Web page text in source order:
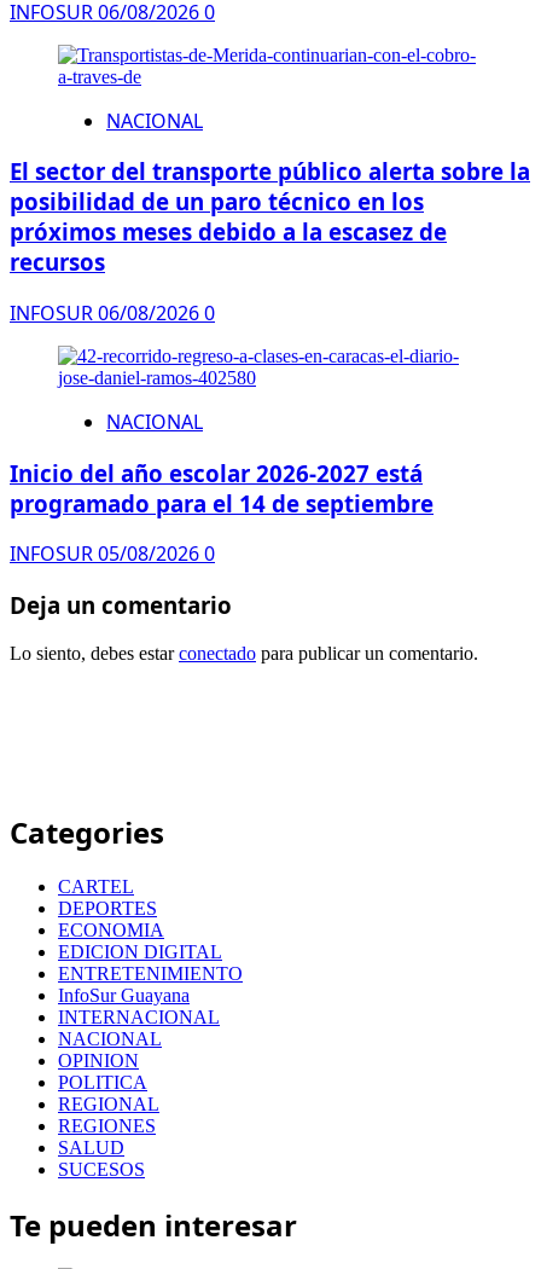
INFOSUR06/08/20260
NACIONAL
El sector del transporte público alerta sobre la
posibilidad de un paro técnico en los
próximos meses debido a la escasez de
recursos
INFOSUR06/08/20260
NACIONAL
Inicio del año escolar 2026-2027 está
programado para el 14 de septiembre
INFOSUR05/08/20260
Deja un comentario
Lo siento, debes estarconectado para publicar un comentario.
Categories
CARTEL
DEPORTES
ECONOMIA
EDICION DIGITAL
ENTRETENIMIENTO
InfoSur Guayana
INTERNACIONAL
NACIONAL
OPINION
POLITICA
REGIONAL
REGIONES
SALUD
SUCESOS
Te pueden interesar